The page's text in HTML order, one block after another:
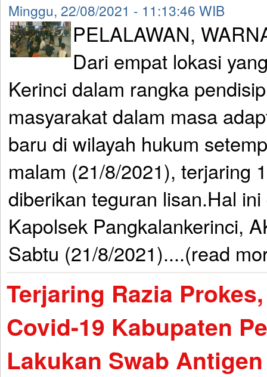
Minggu, 22/08/2021 - 11:13:46 WIB
PELALAWAN,
Dari empat lokasi
Kerinci dalam rangka
masyarakat dalam masa
baru di wilayah hukum
malam (21/8/2021), terjaring
diberikan teguran lisan.Hal
Kapolsek Pangkalankerinci,
Sabtu (21/8/2021)....(read
Terjaring Razia
Covid-19 Kabupaten
Lakukan Swab Antigen